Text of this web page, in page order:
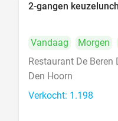
2-gangen
Vandaag Morgen
Restaurant De Beren
Den Hoorn
Verkocht: 1.198